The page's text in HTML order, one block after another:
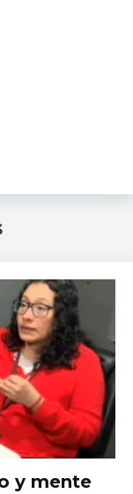
y mente